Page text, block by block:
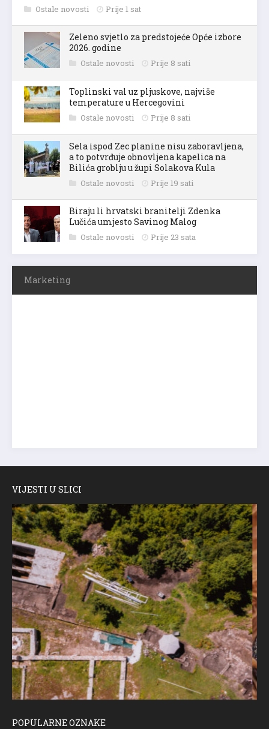
Ostale novosti Prije 1 sat
Zeleno svjetlo za predstojeće Opće izbore
2026. godine
Ostale novosti Prije 8 sati
Toplinski val uz pljuskove, najviše
temperature u Hercegovini
Ostale novosti Prije 8 sati
Sela ispod Zec planine nisu zaboravljena,
a to potvrđuje obnovljena kapelica na
Bilića groblju u župi Solakova Kula
Ostale novosti Prije 19 sati
Biraju li hrvatski branitelji Zdenka
Lučića umjesto Savinog Malog
Ostale novosti Prije 23 sata
Marketing
VIJESTI U SLICI
POPULARNE OZNAKE